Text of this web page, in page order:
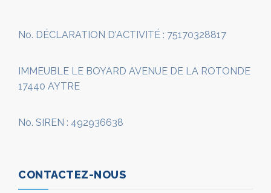
No. DÉCLARATION D'ACTIVITÉ : 75170328817
IMMEUBLE LE BOYARD AVENUE DE LA ROTONDE
17440 AYTRE
No. SIREN : 492936638
CONTACTEZ-NOUS